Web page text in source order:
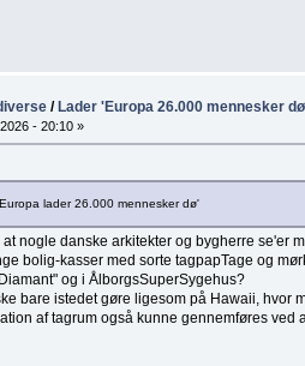
/Lader 'Europa 26.000 mennesker
- 20:10 »
lader 26.000 mennesker dø'
nogle danske arkitekter og bygherre se'er
bolig-kasser med sorte tagpapTage og
og i ÅlborgsSuperSygehus?
bare istedet gøre ligesom på Hawaii,
af tagrum også kunne gennemføres